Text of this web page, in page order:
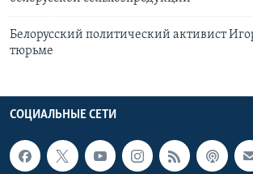
Белорусский политический активист
тюрьме
СОЦИАЛЬНЫЕ СЕТИ